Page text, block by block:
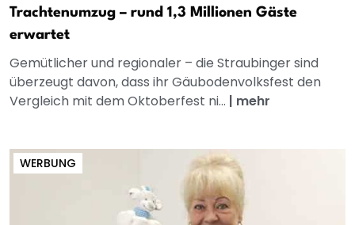
Trachtenumzug – rund 1,3 Millionen Gäste
erwartet
Gemütlicher und regionaler – die Straubinger sind
überzeugt davon, dass ihr Gäubodenvolksfest den
Vergleich mit dem Oktoberfest ni... | mehr
WERBUNG